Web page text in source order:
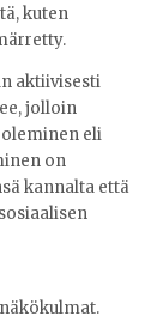
kuten
aktiivisesti
jolloin
eli
on
kannalta että